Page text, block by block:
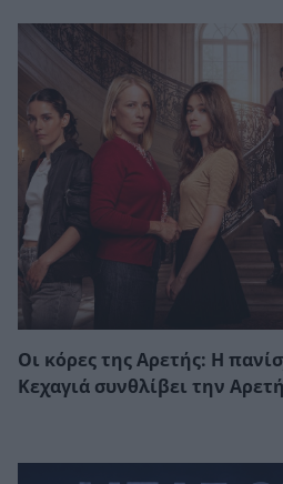
Οι κόρες της Αρετής: Η
Κεχαγιά συνθλίβει την